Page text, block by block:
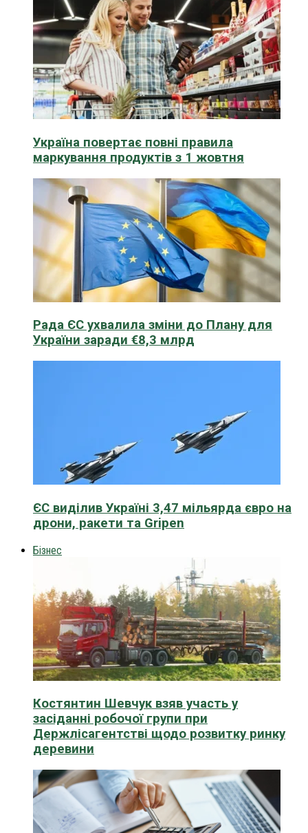
Україна повертає повні правила
маркування продуктів з 1 жовтня
Рада ЄС ухвалила зміни до Плану для
України заради €8,3 млрд
ЄС виділив Україні 3,47 мільярда євро на
дрони, ракети та Gripen
Бізнес
Костянтин Шевчук взяв участь у
засіданні робочої групи при
Держлісагентстві щодо розвитку ринку
деревини